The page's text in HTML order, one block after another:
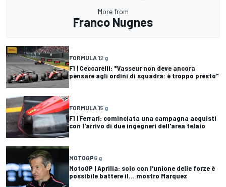
More from
Franco Nugnes
FORMULA 12 g
F1 | Ceccarelli: "Vasseur non deve ancora
pensare agli ordini di squadra: è troppo presto"
FORMULA 15 g
F1 | Ferrari: cominciata una campagna acquisti
con l'arrivo di due ingegneri dell'area telaio
MOTOGP6 g
MotoGP | Aprilia: solo con l'unione delle forze è
possibile battere il... mostro Marquez